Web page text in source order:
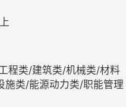
程类/建筑类/机械类/材料
施类/能源动力类/职能管理